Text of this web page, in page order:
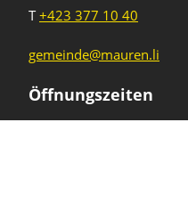
T+423 377 10 40
gemeinde@mauren.li
Öffnungszeiten
WochentageUhrzeiten